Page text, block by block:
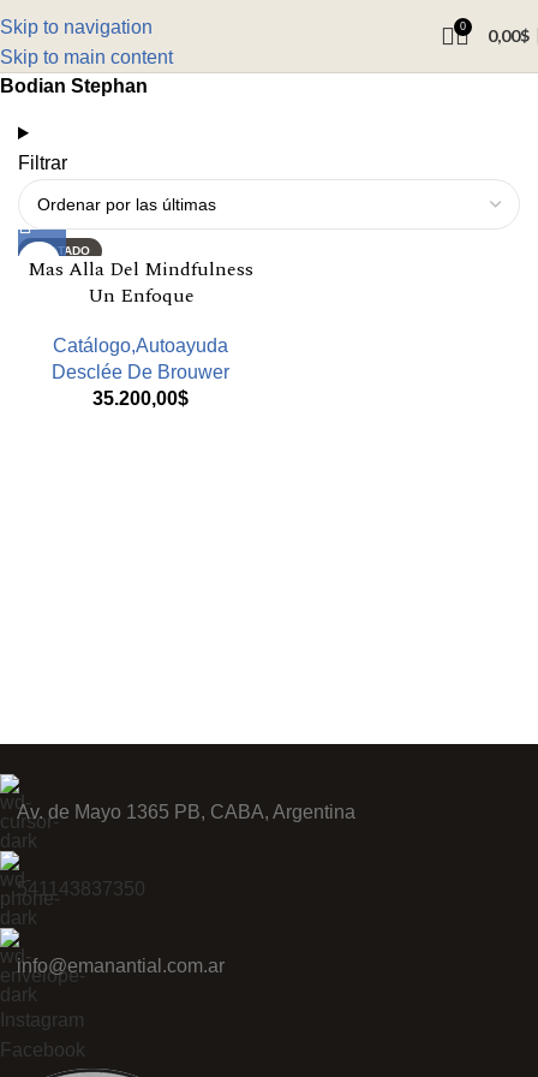
Skip to navigation
Skip to main content
0 0,00$
Bodian Stephan
Filtrar
AGOTADO
Mas Alla Del Mindfulness
Un Enfoque
Catálogo,Autoayuda
Desclée De Brouwer
35.200,00$
Av. de Mayo 1365 PB, CABA, Argentina
541143837350
info@emanantial.com.ar
Instagram
Facebook